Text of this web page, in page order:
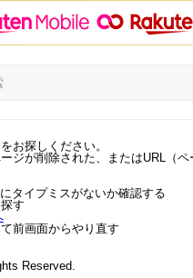
お探しください。
ジが削除された、またはURL（
タイプミスがないか確認する
す
前画面からやり直す
Reserved.